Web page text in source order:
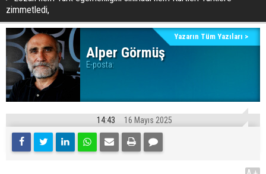
zimmetledi,
Alper Görmüş
E-posta:
Yazarın Tüm Yazıları >
14:43 16 Mayıs 2025